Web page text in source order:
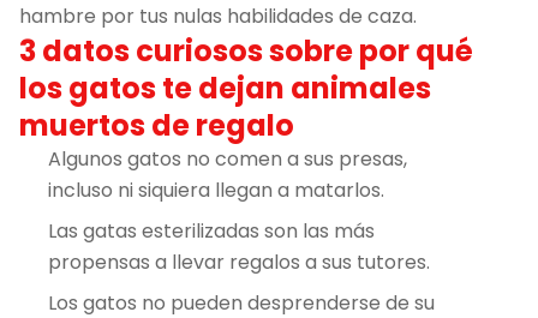
hambre por tus nulas habilidades de caza.
3 datos curiosos sobre por qué
los gatos te dejan animales
muertos de regalo
Algunos gatos no comen a sus presas,
incluso ni siquiera llegan a matarlos.
Las gatas esterilizadas son las más
propensas a llevar regalos a sus tutores.
Los gatos no pueden desprenderse de su